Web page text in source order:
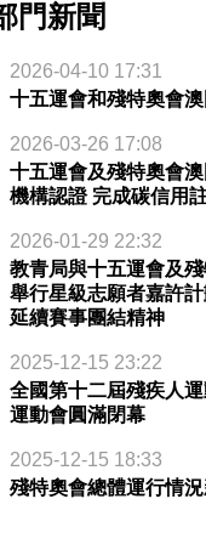
門新聞
2026-04-10 17:31
十五運會和殘特奧會
2026-03-26 17:08
十五運會及殘特奧會
機構認證 完成碳信用
2026-01-29 22:32
教青局與十五運會及
舉行星級志願者嘉許
延續賽事團結精神
2025-12-15 23:22
全國第十二屆殘疾人
運動會圓滿閉幕
2025-12-15 18:33
殘特奧會總體運行情